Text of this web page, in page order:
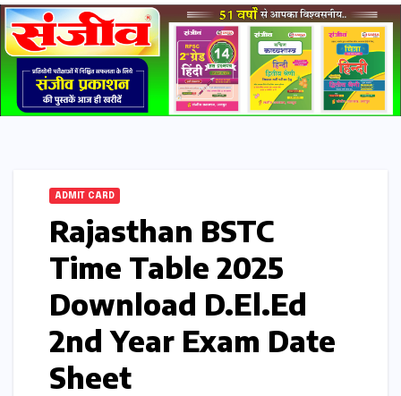
ADMIT CARD
Rajasthan BSTC
Time Table 2025
Download D.El.Ed
2nd Year Exam Date
Sheet